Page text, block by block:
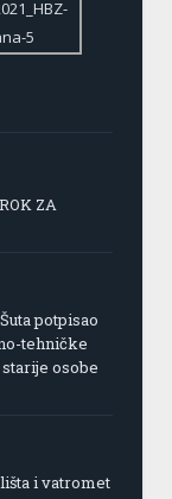
ZA
potpisao
tehničke
osobe
i vatromet